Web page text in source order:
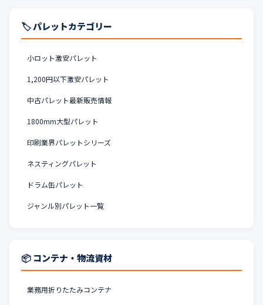
🏷️ パレットカテゴリー
小ロット激安パレット
1,200円以下激安パレット
中古パレット最新販売情報
1800mm大型パレット
印刷業界パレットシリーズ
ネスティングパレット
ドラム缶パレット
ジャンル別パレット一覧
📦 コンテナ・物流資材
業務用折りたたみコンテナ